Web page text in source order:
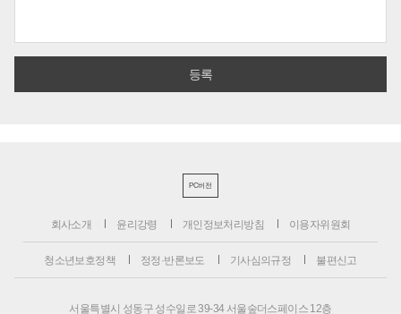
PC버전
회사소개 윤리강령 개인정보처리방침 이용자위원회
청소년보호정책 정정·반론보도 기사심의규정 불편신고
서울특별시 성동구 성수일로 39-34 서울숲더스페이스 12층